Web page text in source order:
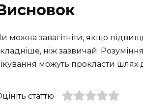
можна завагітніти, якщо
ніж зазвичай.
можуть прокласти шлях
статтю